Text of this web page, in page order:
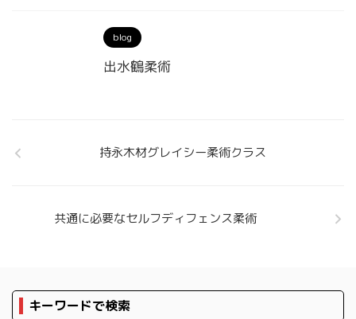
blog
出水鶴柔術
持永木材グレイシー柔術クラス
共通に必要なセルフディフェンス柔術
キーワードで検索